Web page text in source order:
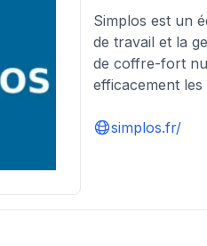
Simplos est un
de travail et la
de coffre-fort
efficacement les
simplos.fr/